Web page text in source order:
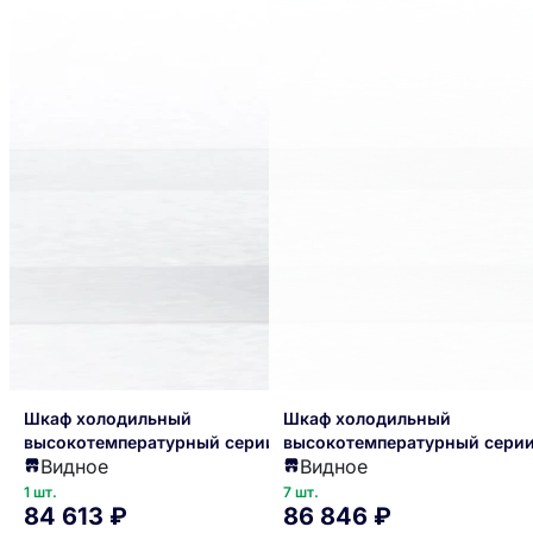
Шкаф холодильный
высокотемпературный серии
ШВУП1ТУ-0,5 С (В/Prm, +1…+10
"Премьер")
Видное
1 шт.
84 613 ₽
Шкаф холодильный
высокотемпературный
ШВУП1ТУ-0,5 М (В, 0…+8
"Премьер")
Видное
7 шт.
86 846 ₽